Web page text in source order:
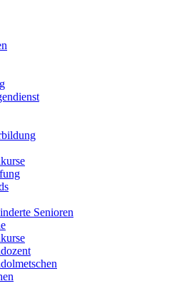
Senioren